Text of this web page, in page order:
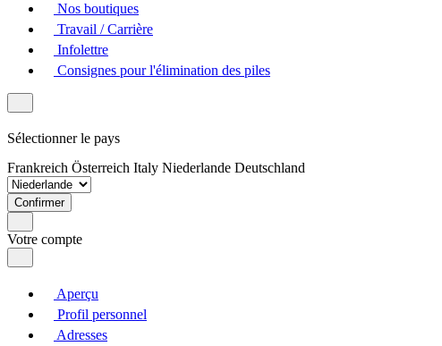
Nos boutiques
Travail / Carrière
Infolettre
Consignes pour l'élimination des piles
Sélectionner le pays
Frankreich Österreich Italy Niederlande Deutschland
Confirmer
Votre compte
Aperçu
Profil personnel
Adresses